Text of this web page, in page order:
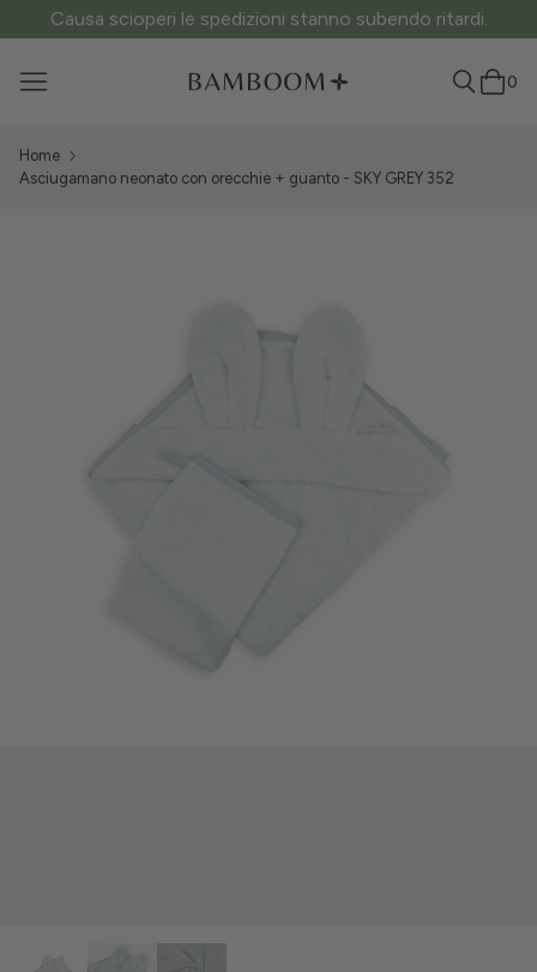
Causa scioperi le spedizioni stanno subendo ritardi.
0
Home
Asciugamano neonato con orecchie + guanto - SKY GREY 352